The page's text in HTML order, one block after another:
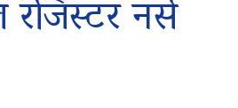
नर्स